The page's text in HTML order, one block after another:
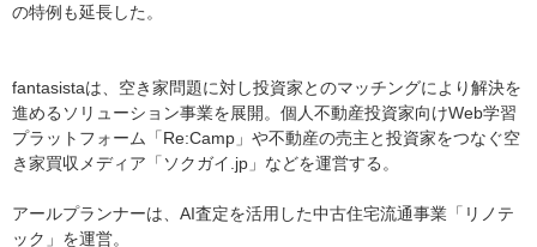
の特例も延長した。
fantasistaは、空き家問題に対し投資家とのマッチングにより解決を
進めるソリューション事業を展開。個人不動産投資家向けWeb学習
プラットフォーム「Re:Camp」や不動産の売主と投資家をつなぐ空
き家買収メディア「ソクガイ.jp」などを運営する。
アールプランナーは、AI査定を活用した中古住宅流通事業「リノテ
ック」を運営。